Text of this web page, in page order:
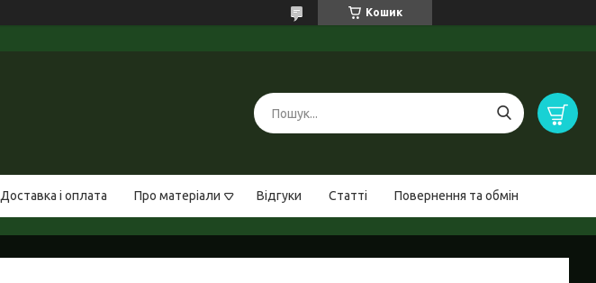
Кошик
Доставка і оплата Про матеріали Відгуки Статті Повернення та обмін